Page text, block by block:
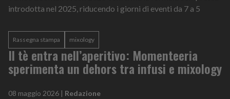
introdotta nel 2025, riducendo i giorni di eventi da 7 a 5
Rassegna stampa mixology
Il tè entra nell’aperitivo: Momenteeria
sperimenta un dehors tra infusi e mixology
08 maggio 2026 | Redazione